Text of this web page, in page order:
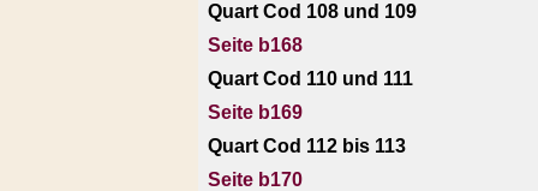
Quart Cod 108 und 109
Seite b168
Quart Cod 110 und 111
Seite b169
Quart Cod 112 bis 113
Seite b170